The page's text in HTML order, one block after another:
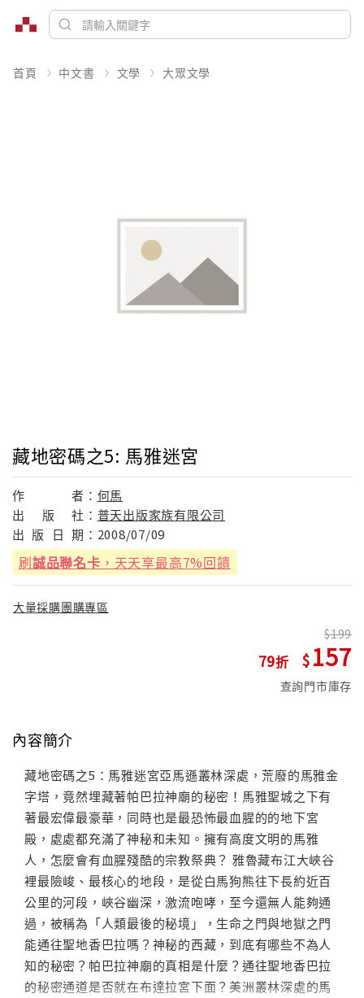
首頁 中文書 文學 大眾文學
藏地密碼之5: 馬雅迷宮
作 者： 何馬
出
版 社： 普天出版家族有限公司
出 版 日 期： 2008/07/09
刷誠品聯名卡 ，天天享最高7%回饋
大量採購團購專區
79
199
157
查詢門市庫存
內容簡介
藏地密碼之5：馬雅迷宮亞馬遜叢林深處，荒廢的馬雅金
字塔，竟然埋藏著帕巴拉神廟的秘密！馬雅聖城之下有
著最宏偉最豪華，同時也是最恐怖最血腥的的地下宮
殿，處處都充滿了神秘和未知。擁有高度文明的馬雅
人，怎麼會有血腥殘酷的宗教祭典？ 雅魯藏布江大峽谷
裡最險峻、最核心的地段，是從白馬狗熊往下長約近百
公里的河段，峽谷幽深，激流咆哮，至今還無人能夠通
過，被稱為「人類最後的秘境」，生命之門與地獄之門
能通往聖地香巴拉嗎？神秘的西藏，到底有哪些不為人
知的秘密？帕巴拉神廟的真相是什麼？通往聖地香巴拉
的秘密通道是否就在布達拉宮下面？美洲叢林深處的馬